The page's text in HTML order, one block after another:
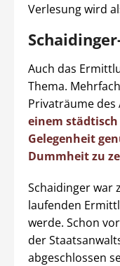
Verlesung wird
Auch das
Thema.
Privaträume des
einem
Gelegenheit
Dummheit zu
Schaidinger war
laufenden
werde. Schon
der
abgeschlossen